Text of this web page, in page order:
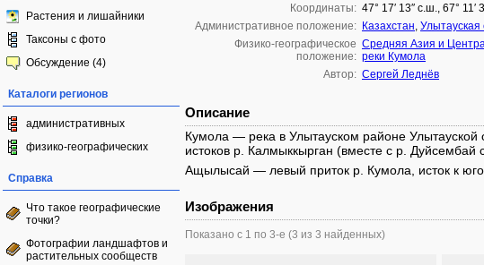
Растения и лишайники
Таксоны с фото
Обсуждение (4)
Каталоги регионов
административных
физико-географических
Справка
Что такое географические
точки?
Фотографии ландшафтов и
растительных сообществ
Координаты: 47° 17′ 13″ с.ш., 67°
Административное положение: Казахстан, Улытауская
Физико-географическое
положение:
Средняя Азия и
реки Кумола
Автор: Сергей Леднёв
Описание
Кумола — река в Улытауском районе
истоков р. Калмыккырган (вместе с р. Дуйсембай
Ащылысай — левый приток р. Кумола, исток к
Изображения
Показано с 1 по 3-е (3 из 3 найденных)